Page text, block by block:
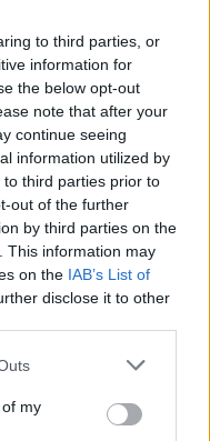
to third parties, or
information for
the below opt-out
note that after your
continue seeing
information utilized by
third parties prior to
out of the further
by third parties on the
This information may
on the IAB’s List of
disclose it to other
one or more Google
You may click to
its third-party tags to
my